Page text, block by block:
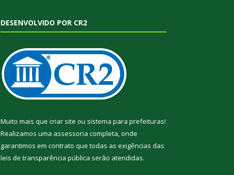
DESENVOLVIDO POR CR2
Muito mais que criar site ou sistema para prefeituras!
Realizamos uma assessoria completa, onde
garantimos em contrato que todas as exigências das
leis de transparência pública serão atendidas.